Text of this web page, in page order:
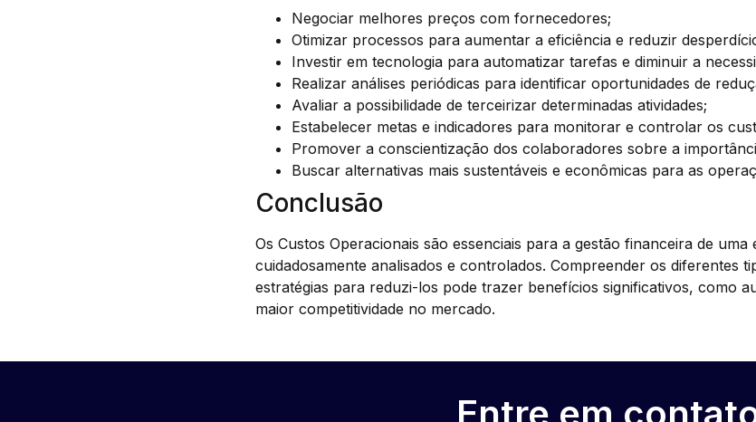
Negociar melhores preços com fornecedores;
Otimizar processos para aumentar a eficiência e reduzir
Investir em tecnologia para automatizar tarefas e diminuir a
Realizar análises periódicas para identificar oportunidades de
Avaliar a possibilidade de terceirizar determinadas atividades;
Estabelecer metas e indicadores para monitorar e controlar os
Promover a conscientização dos colaboradores sobre a
Buscar alternativas mais sustentáveis e econômicas para as
Conclusão
Os Custos Operacionais são essenciais para a gestão financeira de uma
cuidadosamente analisados e controlados. Compreender os diferentes
estratégias para reduzi-los pode trazer benefícios significativos, como
maior competitividade no mercado.